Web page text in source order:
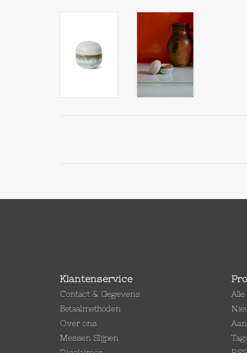
Klantenservice
Contact & Gegevens
Betaalmethoden
Over ons
Messen Slijpen